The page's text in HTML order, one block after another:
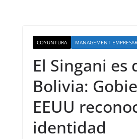
COYUNTURA MANAGEMENT
El Singani es
Bolivia:
EEUU
identidad